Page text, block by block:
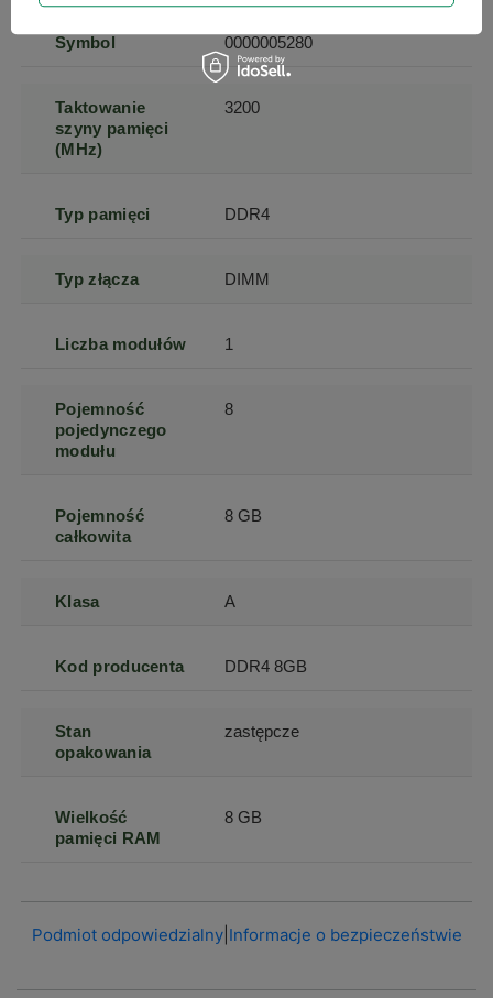
Symbol 0000005280
Taktowanie
szyny pamięci
(MHz)
3200
Typ pamięci DDR4
Typ złącza DIMM
Liczba modułów 1
Pojemność
pojedynczego
modułu
8
Pojemność
całkowita
8 GB
Klasa A
Kod producenta DDR4 8GB
Stan
opakowania
zastępcze
Wielkość
pamięci RAM
8 GB
Podmiot odpowiedzialny| Informacje o bezpieczeństwie